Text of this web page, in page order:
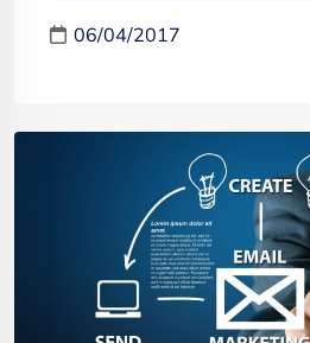
06/04/2017